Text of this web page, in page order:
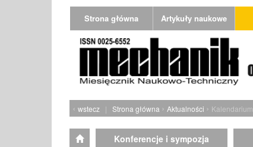
Strona główna Artykuły naukowe
‹ wstecz | Strona główna › Aktualności › Kalendarium
Konferencje i sympozja